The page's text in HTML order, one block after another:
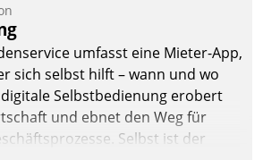
umfasst eine Mieter-App,
sich selbst hilft – wann und wo
Selbstbedienung erobert
und ebnet den Weg für
Selbst ist der